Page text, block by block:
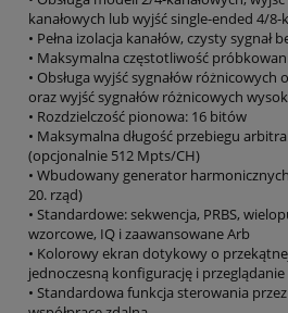
kanałowych lub wyjść single-ended 4/8-
• Pełna izolacja kanałów, czysty sygnał
• Maksymalna częstotliwość
• Obsługa wyjść sygnałów różnicowych
oraz wyjść sygnałów różnicowych
• Rozdzielczość pionowa: 16 bitów
• Maksymalna długość przebiegu
(opcjonalnie 512 Mpts/CH)
• Wbudowany generator
20. rząd)
• Standardowe: sekwencja, PRBS,
wzorcowe, IQ i zaawansowane Arb
• Kolorowy ekran dotykowy o
jednoczesną konfigurację i
• Standardowa funkcja sterowania